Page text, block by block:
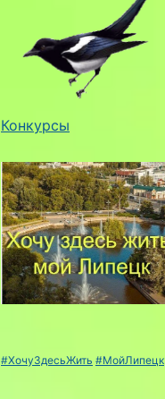
Конкурсы
#ХочуЗдесьЖить #МойЛипецк